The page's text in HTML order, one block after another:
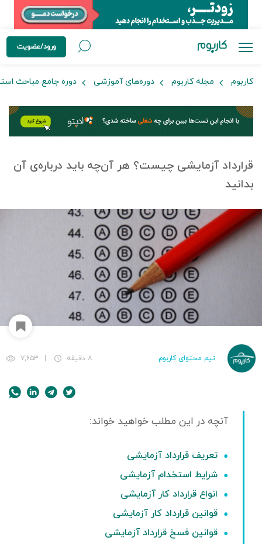
ورود/عضویت
کاربوم مجله کاربوم دوره‌های آموزشی دوره جامع مباحث
قرارداد آزمایشی چیست؟ هر آن‌چه باید درباره‌ی آن
بدانید
تیم محتوای کاربوم ۸ دقیقه ۷,۶۵۳
تعریف قرارداد آزمایشی
شرایط استخدام آزمایشی
انواع قرارداد کار آزمایشی
قوانین قرارداد کار آزمایشی
قوانین فسخ قرارداد آزمایشی